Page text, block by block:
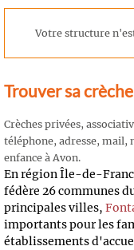
Votre structure
Trouver sa
Crèches privées,
téléphone, adresse, mail,
enfance à Avon.
En région Île-de-
fédère 26 communes
principales villes,
importants pour les
établissements